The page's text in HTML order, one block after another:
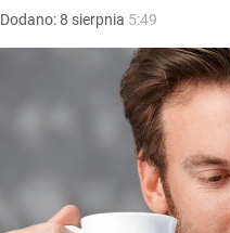
Dodano:8 sierpnia 5:49